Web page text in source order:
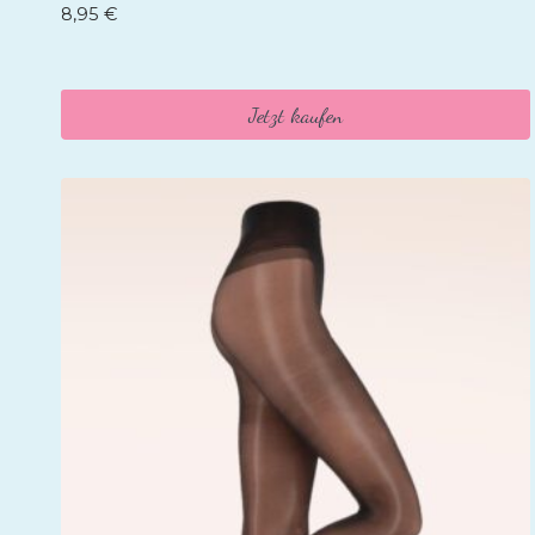
8,95 €
Jetzt kaufen